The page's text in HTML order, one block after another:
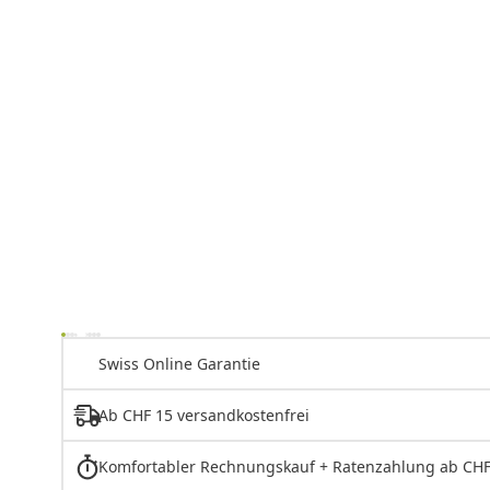
Swiss Online Garantie
Ab CHF 15 versandkostenfrei
Komfortabler Rechnungskauf + Ratenzahlung ab